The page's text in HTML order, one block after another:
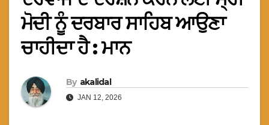
ਮੋਦੀ ਨੂੰ ਦਰਬਾਰ ਸਾਹਿਬ ਆਉਣਾ
ਚਾਹੀਦਾ ਹੈ : ਮਾਨ
By akalidal
JAN 12, 2026